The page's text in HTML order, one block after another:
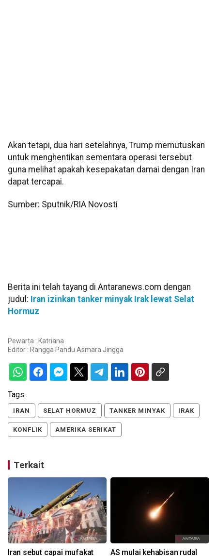
Akan tetapi, dua hari setelahnya, Trump memutuskan
untuk menghentikan sementara operasi tersebut
guna melihat apakah kesepakatan damai dengan Iran
dapat tercapai.
Sumber: Sputnik/RIA Novosti
Berita ini telah tayang di Antaranews.com dengan
judul: Iran izinkan tanker minyak Irak lewat Selat
Hormuz
Pewarta : Katriana
Editor : Rangga Pandu Asmara Jingga
Tags:
IRAN SELAT HORMUZ TANKER MINYAK IRAK
KONFLIK AMERIKA SERIKAT
Terkait
Iran sebut capai mufakat AS mulai kehabisan rudal